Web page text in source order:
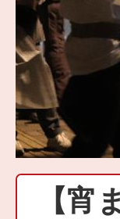
【